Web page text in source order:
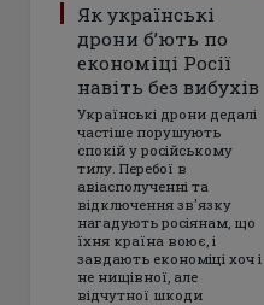
Як українські
дрони б’ють по
економіці Росії
навіть без вибухів
Українські дрони дедалі
частіше порушують
спокій у російському
тилу. Перебої в
авіасполученні та
відключення зв'язку
нагадують росіянам, що
їхня країна воює, і
завдають економіці хоч і
не нищівної, але
відчутної шкоди